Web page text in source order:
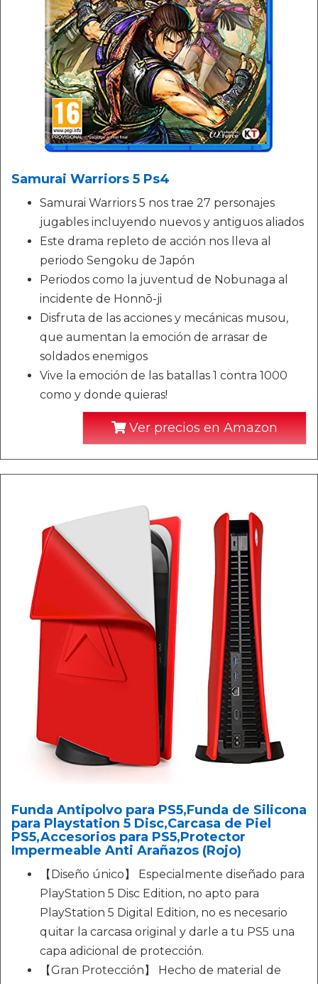
Samurai Warriors 5 Ps4
Samurai Warriors 5 nos trae 27 personajes
jugables incluyendo nuevos y antiguos aliados
Este drama repleto de acción nos lleva al
periodo Sengoku de Japón
Periodos como la juventud de Nobunaga al
incidente de Honnō-ji
Disfruta de las acciones y mecánicas musou,
que aumentan la emoción de arrasar de
soldados enemigos
Vive la emoción de las batallas 1 contra 1000
como y donde quieras!
Ver precios en Amazon
Funda Antipolvo para PS5,Funda de Silicona
para Playstation 5 Disc,Carcasa de Piel
PS5,Accesorios para PS5,Protector
Impermeable Anti Arañazos (Rojo)
【Diseño único】 Especialmente diseñado para
PlayStation 5 Disc Edition, no apto para
PlayStation 5 Digital Edition, no es necesario
quitar la carcasa original y darle a tu PS5 una
capa adicional de protección.
【Gran Protección】 Hecho de material de